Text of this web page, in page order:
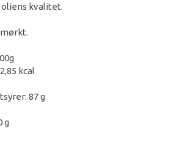
kvalitet.
kcal
87 g
g